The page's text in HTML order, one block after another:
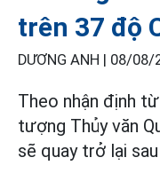
trên 37 độ
DƯƠNG ANH | 08/08/
Theo nhận định
tượng Thủy văn
sẽ quay trở lại